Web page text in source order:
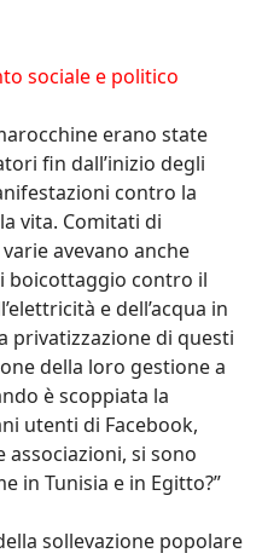
sociale e politico
erano state
fin dall’inizio degli
contro la
vita. Comitati di
avevano anche
boicottaggio contro il
e dell’acqua in
privatizzazione di questi
della loro gestione a
è scoppiata la
utenti di Facebook,
si sono
in Tunisia e in Egitto?”
sollevazione popolare